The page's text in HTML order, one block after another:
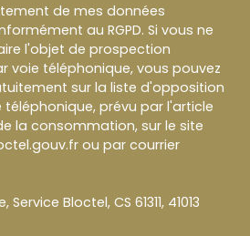
de mes données
au RGPD. Si vous ne
l'objet de prospection
voie téléphonique, vous pouvez
sur la liste d'opposition
prévu par l'article
la consommation, sur le site
ou par courrier
Bloctel, CS 61311, 41013